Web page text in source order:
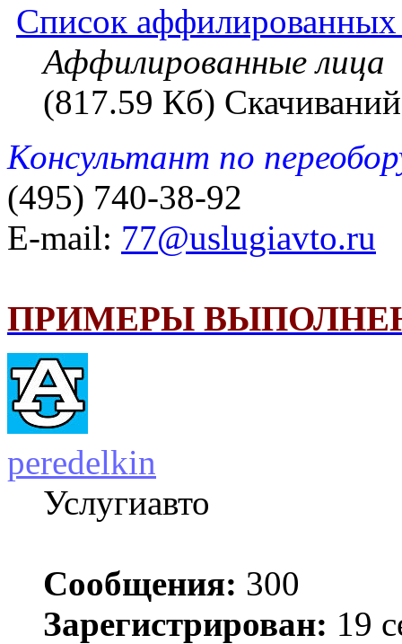
Список
Аффилированные лица
(817.59 Кб)
Консультант по
(495) 740-38-92
E-mail: 77@uslugiavto.ru
ПРИМЕРЫ
peredelkin
Услугиавто
Сообщения: 300
Зарегистрирован: 19